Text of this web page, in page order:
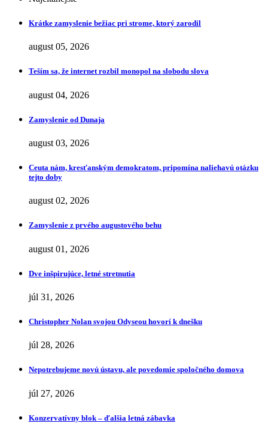
Krátke zamyslenie bežiac pri strome, ktorý zarodil
august 05, 2026
Teším sa, že internet rozbil monopol na slobodu slova
august 04, 2026
Zamyslenie od Dunaja
august 03, 2026
Ceuta nám, kresťanským demokratom, pripomína naliehavú otázku
tejto doby
august 02, 2026
Zamyslenie z prvého augustového behu
august 01, 2026
Dve inšpirujúce, letné stretnutia
júl 31, 2026
Christopher Nolan svojou Odyseou hovorí k dnešku
júl 28, 2026
Nepotrebujeme novú ústavu, ale povedomie spoločného domova
júl 27, 2026
Konzervatívny blok – ďalšia letná zábavka